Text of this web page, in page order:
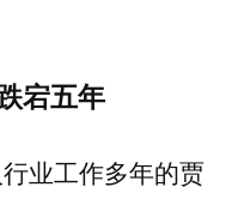
宕五年
业工作多年的贾